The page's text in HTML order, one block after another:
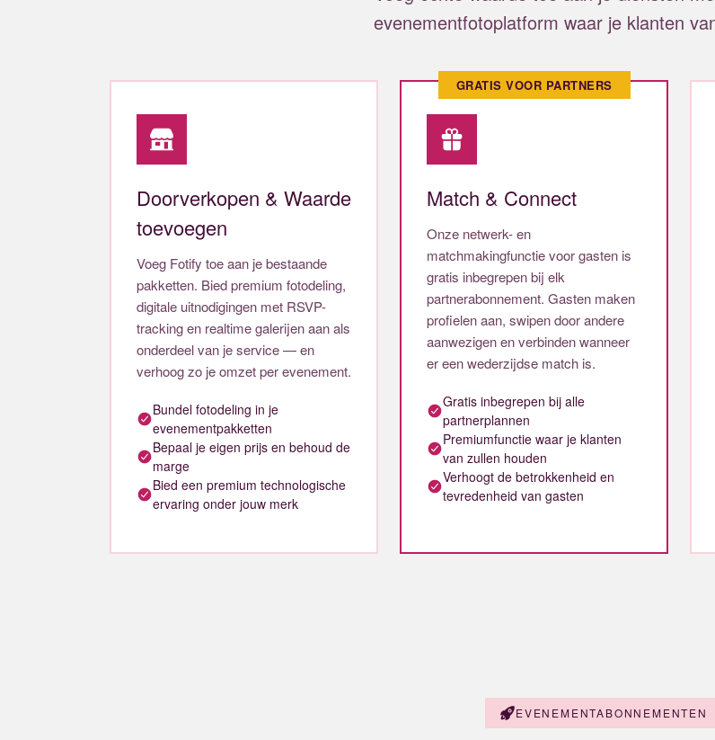
evenementfotoplatform waar je klanten
Doorverkopen & Waarde
toevoegen
Voeg Fotify toe aan je bestaande
pakketten. Bied premium fotodeling,
digitale uitnodigingen met RSVP-
tracking en realtime galerijen aan als
onderdeel van je service — en
verhoog zo je omzet per evenement.
Bundel fotodeling in je
evenementpakketten
Bepaal je eigen prijs en behoud de
marge
Bied een premium technologische
ervaring onder jouw merk
GRATIS VOOR PARTNERS
Match & Connect
Onze netwerk- en
matchmakingfunctie voor gasten is
gratis inbegrepen bij elk
partnerabonnement. Gasten maken
profielen aan, swipen door andere
aanwezigen en verbinden wanneer
er een wederzijdse match is.
Gratis inbegrepen bij alle
partnerplannen
Premiumfunctie waar je klanten
van zullen houden
Verhoogt de betrokkenheid en
tevredenheid van gasten
EVENEMENTABONNEMENTEN